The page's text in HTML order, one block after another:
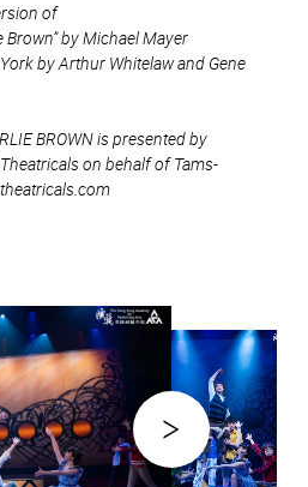
of
Brown” by Michael Mayer
by Arthur Whitelaw and Gene
BROWN is presented by
on behalf of Tams-